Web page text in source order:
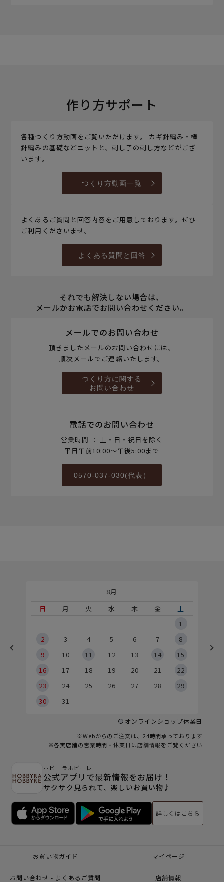
作り方サポート
各種つくり方動画をご覧いただけます。 カギ針編み・棒
針編みの基礎などニットと、刺し子の刺し方などがござ
います。
つくり方動画一覧
よくあるご質問と回答内容をご用意しております。ぜひ
ご利用くださいませ。
よくある質問と回答
それでも解決しない場合は、
メールかお電話でお問い合わせください。
メールでのお問い合わせ
頂きましたメールのお問い合わせには、
順次メールでご連絡いたします。
つくり方に関する
お問い合わせ
電話でのお問い合わせ
営業時間 ： 土・日・祝日を除く
平日午前10:00～午後5:00まで
0570-037-030(代表）
8月
日
月 火 水 木 金
土
1
2
3 4 5 6 7
8
9
10 11 12 13 14
15
16
17 18 19 20 21
22
23
24 25 26 27 28
29
30
31
オンラインショップ休業日
※Webからのご注文は、24時間承っております
※各実店舗の営業時間・休業日は店舗情報をご覧ください
ホビーラホビーレ
公式アプリで最新情報をお届け！
サクサク見られて、楽しいお買い物♪
詳しくはこちら
お買い物ガイド マイページ
お問い合わせ - よくあるご質問 店舗情報